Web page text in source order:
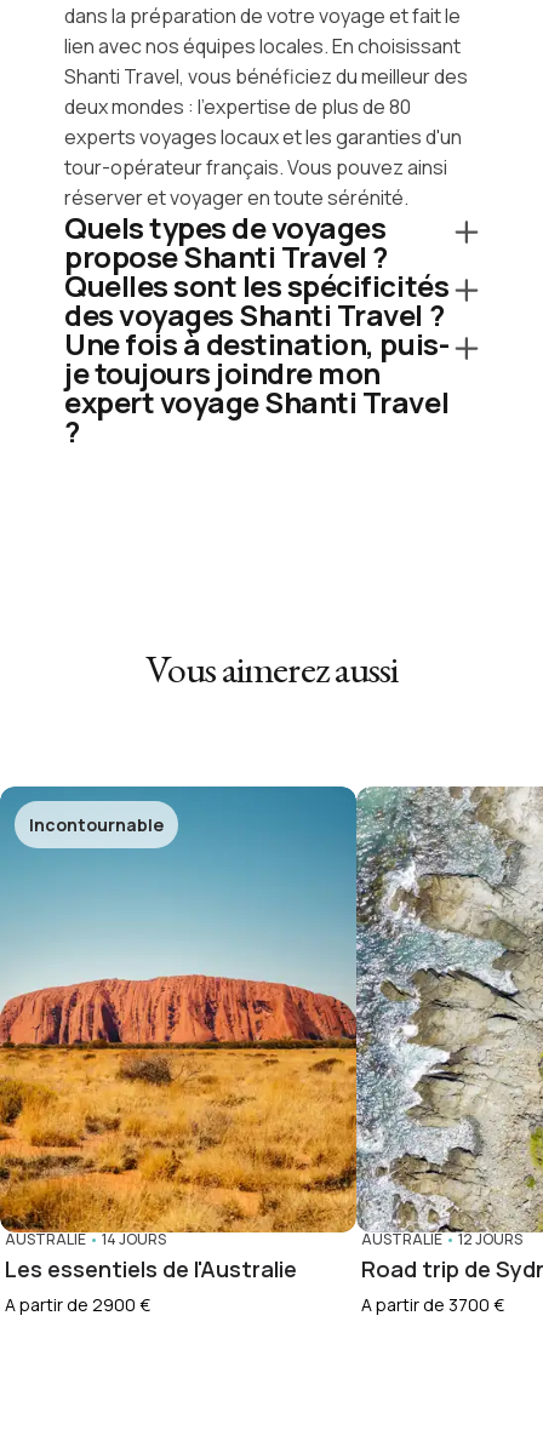
dans la préparation de votre voyage et fait le
lien avec nos équipes locales. En choisissant
Shanti Travel, vous bénéficiez du meilleur des
deux mondes : l'expertise de plus de 80
experts voyages locaux et les garanties d'un
tour-opérateur français. Vous pouvez ainsi
réserver et voyager en toute sérénité.
Quels types de voyages
propose Shanti Travel ?
Quelles sont les spécificités
des voyages Shanti Travel ?
Une fois à destination, puis-
je toujours joindre mon
expert voyage Shanti Travel
?
Vous aimerez aussi
Incontournable
AUSTRALIE•14 JOURS
Les essentiels de l'Australie
A partir de 2900 €
AUSTRALIE•12 JOURS
Road trip de
A partir de 3700 €